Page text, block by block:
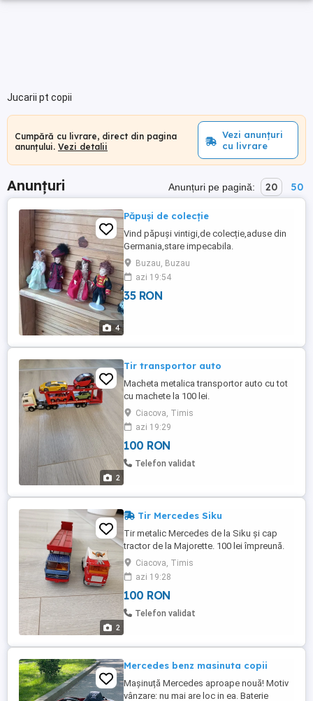
Jucarii pt copii
Cumpără cu livrare, direct din pagina
anunțului. Vezi detalii
Vezi anunțuri
cu livrare
Anunțuri Anunțuri pe pagină: 20 50
4
Păpuși de colecție
Vind păpuși vintigi,de colecție,aduse din
Germania,stare impecabila.
Buzau, Buzau
azi 19:54
35 RON
2
Tir transportor auto
Macheta metalica transportor auto cu tot
cu machete la 100 lei.
Ciacova, Timis
azi 19:29
100 RON
Telefon validat
2
Tir Mercedes Siku
Tir metalic Mercedes de la Siku și cap
tractor de la Majorette. 100 lei împreună.
Ciacova, Timis
azi 19:28
100 RON
Telefon validat
Mercedes benz masinuta copii
Mașinuță Mercedes aproape nouă! Motiv
vânzare: nu mai are loc in ea. Baterie